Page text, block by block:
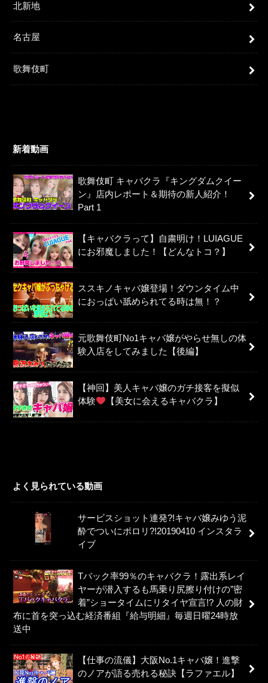
北新地
名古屋
歌舞伎町
新着動画
歌舞伎町 キャバクラ『キングダムクイー
ン』店内レポート＆期待の新人紹介！
Part 1
【キャバクラって】自粛明け！LUIAGUE
にお邪魔しました！【どんなトコ？】
ススキノキャバ嬢登場！ダウンタイム中
におっぱい舐められてる時は無！？
元歌舞伎町No1キャバ嬢がやらせ無しの体
験入店をしてみました【後編】
【神回】美人キャバ嬢のガチ接客を擬似
体験
【美女に会えるキャバクラ】
よく見られている動画
サービスショット連発?!キャバ嬢みゆう泥
酔でついにポロリ?!20190410 インスタラ
イブ
Tバック率99％のキャバクラ！露出系レイ
ヤーが潜入するも馬乗り尻擦り付けの”密
着”ショータイムにリタイヤ宣言!? 人の財
布に首を突っ込む経済番組『給与明細』毎週日曜24時放
送中
【仕事の流儀】大阪No.1キャバ嬢！進撃
のノアが語る売れる秘訣【ラファエル】